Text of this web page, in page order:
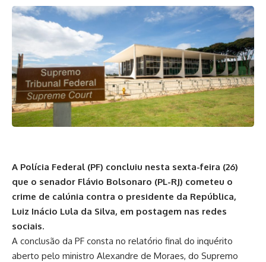
A Polícia Federal (PF) concluiu nesta sexta-feira (26)
que o senador Flávio Bolsonaro (PL-RJ) cometeu o
crime de calúnia contra o presidente da República,
Luiz Inácio Lula da Silva, em postagem nas redes
sociais.
A conclusão da PF consta no relatório final do inquérito
aberto pelo ministro Alexandre de Moraes, do Supremo